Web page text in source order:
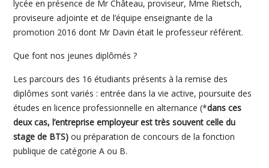
lycée en présence de Mr Château, proviseur, Mme Rietsch,
proviseure adjointe et de l’équipe enseignante de la
promotion 2016 dont Mr Davin était le professeur référent.
Que font nos jeunes diplômés ?
Les parcours des 16 étudiants présents à la remise des
diplômes sont variés : entrée dans la vie active, poursuite des
études en licence professionnelle en alternance (*dans ces
deux cas, l’entreprise employeur est très souvent celle du
stage de BTS) ou préparation de concours de la fonction
publique de catégorie A ou B.